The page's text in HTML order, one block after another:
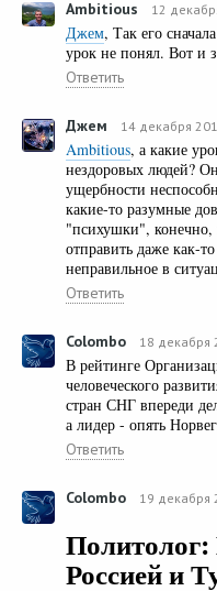
Ambitious 12
Джем, Так его
урок не понял. Вот и
Ответить
Джем 14 декабря
Ambitious, а какие
нездоровых людей?
ущербности
какие-то разумные
"психушки",
отправить даже как-
неправильное в
Ответить
Colombo 18 декабря
В рейтинге
человеческого
стран СНГ впереди
а лидер - опять
Ответить
Colombo 19 декабря
Россией и